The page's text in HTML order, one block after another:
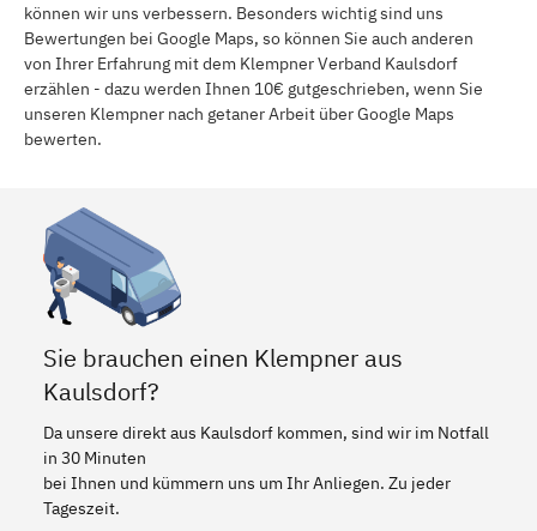
können wir uns verbessern. Besonders wichtig sind uns
Bewertungen bei Google Maps, so können Sie auch anderen
von Ihrer Erfahrung mit dem Klempner Verband Kaulsdorf
erzählen - dazu werden Ihnen 10€ gutgeschrieben, wenn Sie
unseren Klempner nach getaner Arbeit über Google Maps
bewerten.
Sie brauchen einen Klempner aus
Kaulsdorf?
Da unsere direkt aus Kaulsdorf kommen, sind wir im Notfall
in 30 Minuten
bei Ihnen und kümmern uns um Ihr Anliegen. Zu jeder
Tageszeit.